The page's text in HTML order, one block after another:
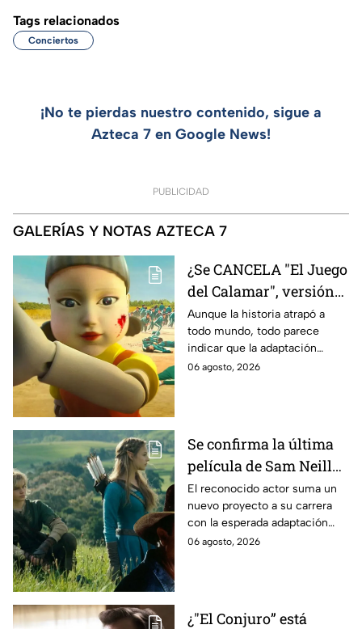
Tags relacionados
Conciertos
¡No te pierdas nuestro contenido, sigue a
Azteca 7 en Google News!
PUBLICIDAD
GALERÍAS Y NOTAS AZTECA 7
¿Se CANCELA "El Juego
del Calamar", versión
Estados Unidos? Esto
es lo que se sabe al
momento
Aunque la historia atrapó a
todo mundo, todo parece
indicar que la adaptación
podría ser cancelada:
06 agosto, 2026
Se confirma la última
película de Sam Neill
antes de morir: esto es
lo que se sabe hasta
ahora
El reconocido actor suma un
nuevo proyecto a su carrera
con la esperada adaptación
cinematográfica del popular
06 agosto, 2026
¿"El Conjuro” está